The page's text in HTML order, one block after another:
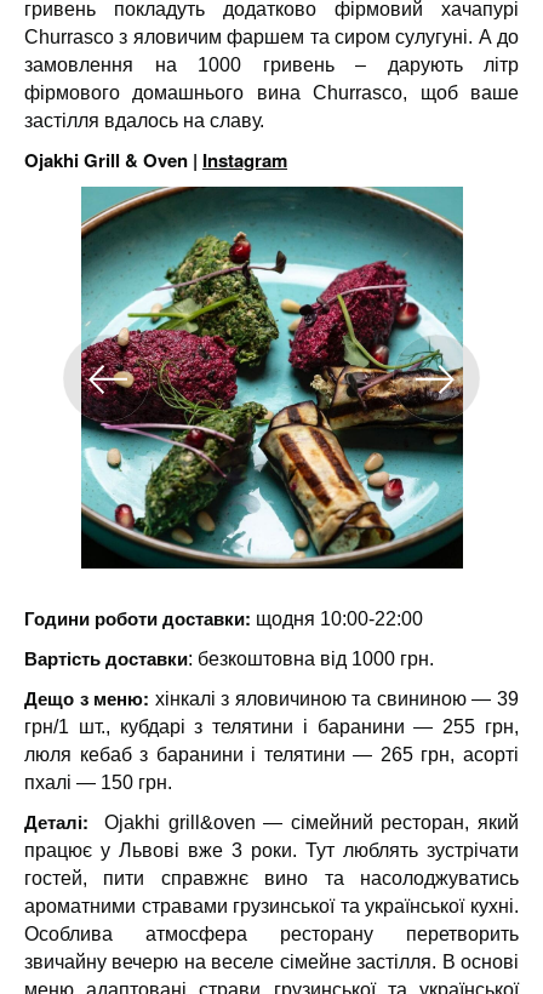
гривень покладуть додатково фірмовий хачапурі
Churrasco з яловичим фаршем та сиром сулугуні. А до
замовлення на 1000 гривень – дарують літр
фірмового домашнього вина Churrasco, щоб ваше
застілля вдалось на славу.
Ojakhi Grill & Oven | Instagram
Години роботи доставки: щодня 10:00-22:00
Вартість доставки: безкоштовна від 1000 грн.
Дещо з меню: хінкалі з яловичиною та свининою — 39
грн/1 шт., кубдарі з телятини і баранини — 255 грн,
люля кебаб з баранини і телятини — 265 грн, асорті
пхалі — 150 грн.
Деталі:
Ojakhi grill&oven — сімейний ресторан, який
працює у Львові вже 3 роки. Тут люблять зустрічати
гостей, пити справжнє вино та насолоджуватись
ароматними стравами грузинської та української кухні.
Особлива атмосфера ресторану перетворить
звичайну вечерю на веселе сімейне застілля. В основі
меню адаптовані страви грузинської та української